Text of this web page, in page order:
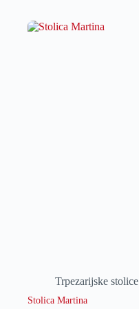
Trpezarijske stolice
Stolica Martina